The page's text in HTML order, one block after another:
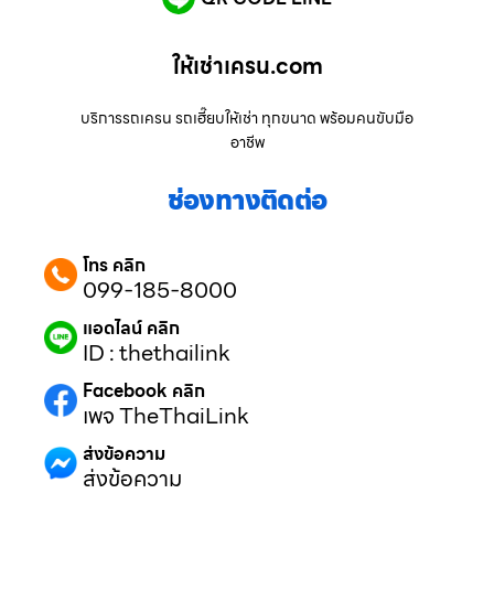
ให้เช่าเครน.com
บริการรถเครน รถเฮี๊ยบให้เช่า ทุกขนาด พร้อมคนขับมือ
อาชีพ
ช่องทางติดต่อ
โทร คลิก
099-185-8000
แอดไลน์ คลิก
ID : thethailink
Facebook คลิก
เพจ TheThaiLink
ส่งข้อความ
ส่งข้อความ